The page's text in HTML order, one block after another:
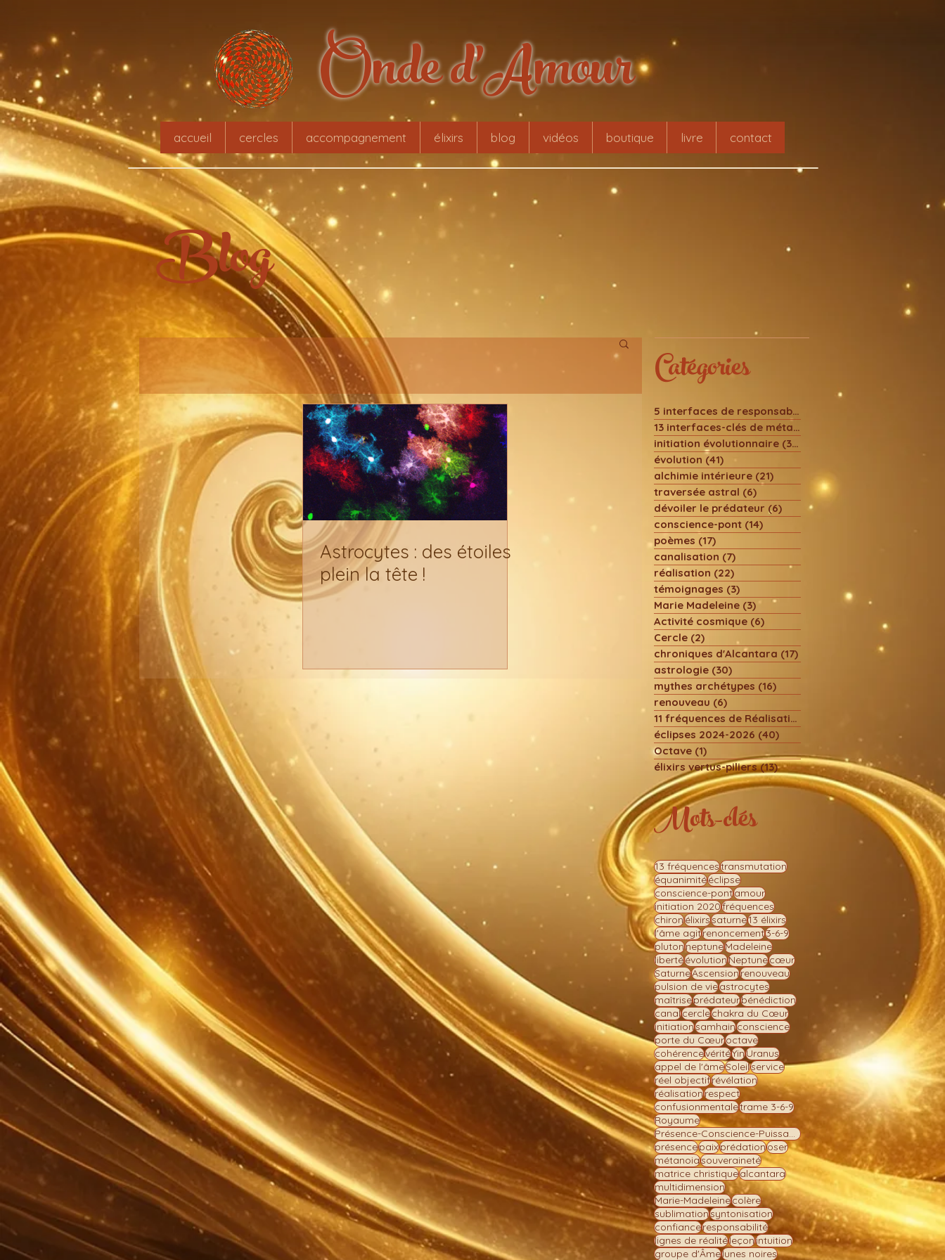
accueil cercles accompagnement élixirs blog vidéos boutique livre contact
Onde d'Amour
Blog
Astrocytes : des étoiles
plein la tête !
Catégories
5 interfaces de responsabilité
13 interfaces-clés de métamorphose
initiation évolutionnaire (30)
évolution (41)
alchimie intérieure (21)
traversée astral (6)
dévoiler le prédateur (6) 6 posts
conscience-pont (14)
poèmes (17)
canalisation (7)
réalisation (22)
témoignages (3)
Marie Madeleine (3) 3 posts
Activité cosmique (6)
Cercle (2)
chroniques d'Alcantara (17)
astrologie (30)
mythes archétypes (16)
renouveau (6)
11 fréquences de Réalisation
éclipses 2024-2026 (40)
Octave (1)
élixirs vertus-piliers (13)13 posts
Mots-clés
13 fréquencestransmutation
équanimitééclipse
conscience-pontamour
initiation 2020fréquences
chironélixirssaturne13 élixirs
l'âme agitrenoncement3-6-9
plutonneptuneMadeleine
libertéévolutionNeptunecœur
SaturneAscensionrenouveau
pulsion de vieastrocytes
maîtriseprédateurbénédiction
canalcerclechakra du Cœur
initiationsamhainconscience
porte du Cœuroctave
cohérencevéritéYinUranus
appel de l'âmeSoleilservice
réel objectifrévélation
réalisationrespect
confusionmentaletrame 3-6-9
Royaume
Présence-Conscience-Puissance
présencepaixprédationoser
métanoiasouveraineté
matrice christiquealcantara
multidimension
Marie-Madeleinecolère
sublimationsyntonisation
confianceresponsabilité
lignes de réalitéleçonintuition
groupe d'Âmelunes noires